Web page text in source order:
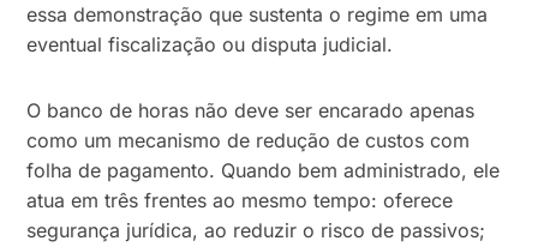
essa demonstração que sustenta o regime em uma
eventual fiscalização ou disputa judicial.
O banco de horas não deve ser encarado apenas
como um mecanismo de redução de custos com
folha de pagamento. Quando bem administrado, ele
atua em três frentes ao mesmo tempo: oferece
segurança jurídica, ao reduzir o risco de passivos;